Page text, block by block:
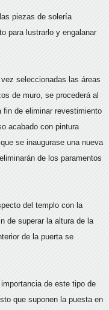
piezas de solería
para lustrarlo y engalanar
seleccionadas las áreas
de muro, se procederá al
de eliminar revestimiento
acabado con pintura
se inaugurase una nueva
de los paramentos
del templo con la
de superar la altura de la
de la puerta se
de este tipo de
que suponen la puesta en